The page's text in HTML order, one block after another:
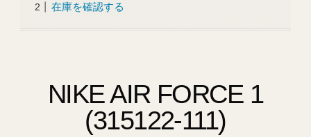
在庫を確認する
NIKE AIR FORCE 1
(315122-111)